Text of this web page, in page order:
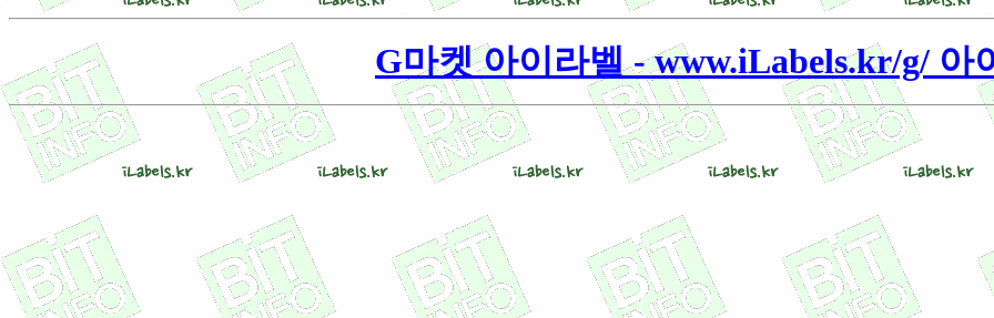
G마켓 아이라벨 - www.iLabels.kr/g/ 아